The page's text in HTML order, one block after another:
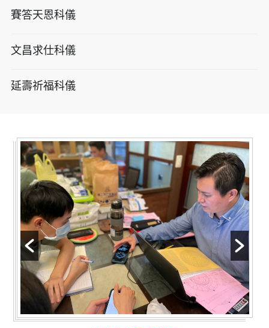
賽答天恩科儀
文昌求仕科儀
延壽祈福科儀